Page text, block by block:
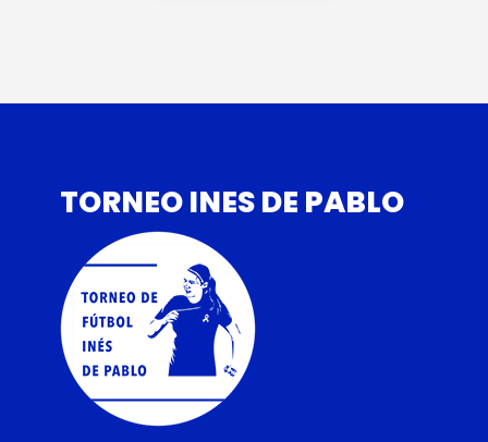
TORNEO INES DE PABLO